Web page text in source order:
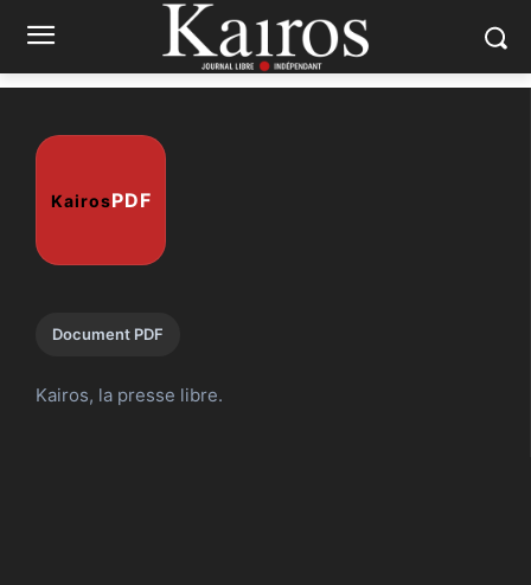
KairosPDF
Document PDF
Kairos, la presse libre.